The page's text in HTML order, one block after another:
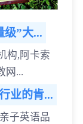
级”大...
构,阿卡索
网...
业的肯...
子英语品